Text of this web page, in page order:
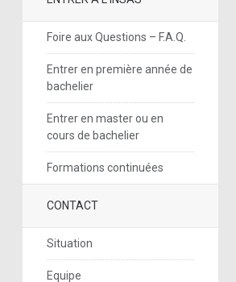
Foire aux Questions – F.A.Q.
Entrer en première année de
bachelier
Entrer en master ou en
cours de bachelier
Formations continuées
CONTACT
Situation
Equipe